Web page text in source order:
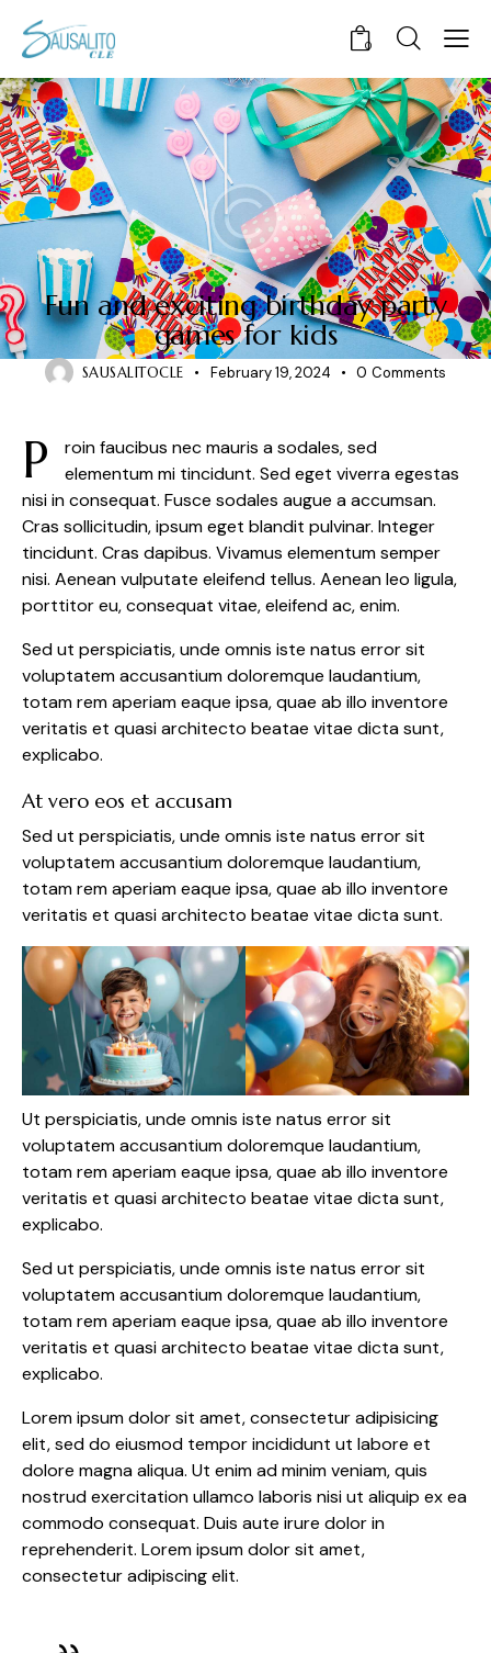
0
CHILDREN
Fun and exciting birthday party
games for kids
SAUSALITOCLE February 19, 2024 0 Comments
P
roin faucibus nec mauris a sodales, sed
elementum mi tincidunt. Sed eget viverra egestas
nisi in consequat. Fusce sodales augue a accumsan.
Cras sollicitudin, ipsum eget blandit pulvinar. Integer
tincidunt. Cras dapibus. Vivamus elementum semper
nisi. Aenean vulputate eleifend tellus. Aenean leo ligula,
porttitor eu, consequat vitae, eleifend ac, enim.
Sed ut perspiciatis, unde omnis iste natus error sit
voluptatem accusantium doloremque laudantium,
totam rem aperiam eaque ipsa, quae ab illo inventore
veritatis et quasi architecto beatae vitae dicta sunt,
explicabo.
At vero eos et accusam
Sed ut perspiciatis, unde omnis iste natus error sit
voluptatem accusantium doloremque laudantium,
totam rem aperiam eaque ipsa, quae ab illo inventore
veritatis et quasi architecto beatae vitae dicta sunt.
Ut perspiciatis, unde omnis iste natus error sit
voluptatem accusantium doloremque laudantium,
totam rem aperiam eaque ipsa, quae ab illo inventore
veritatis et quasi architecto beatae vitae dicta sunt,
explicabo.
Sed ut perspiciatis, unde omnis iste natus error sit
voluptatem accusantium doloremque laudantium,
totam rem aperiam eaque ipsa, quae ab illo inventore
veritatis et quasi architecto beatae vitae dicta sunt,
explicabo.
Lorem ipsum dolor sit amet, consectetur adipisicing
elit, sed do eiusmod tempor incididunt ut labore et
dolore magna aliqua. Ut enim ad minim veniam, quis
nostrud exercitation ullamco laboris nisi ut aliquip ex ea
commodo consequat. Duis aute irure dolor in
reprehenderit. Lorem ipsum dolor sit amet,
consectetur adipiscing elit.